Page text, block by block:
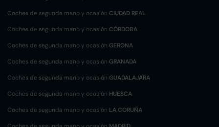
Coches de segunda mano y ocasión CIUDAD REAL
Coches de segunda mano y ocasión CÓRDOBA
Coches de segunda mano y ocasión GERONA
Coches de segunda mano y ocasión GRANADA
Coches de segunda mano y ocasión GUADALAJARA
Coches de segunda mano y ocasión HUESCA
Coches de segunda mano y ocasión LA CORUÑA